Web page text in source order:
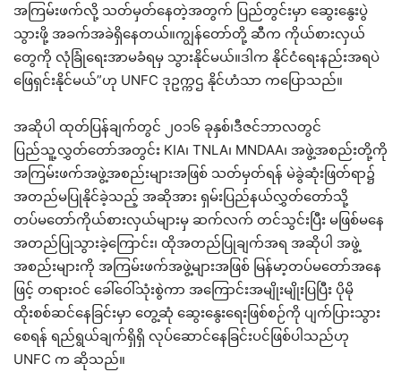
အကြမ်းဖက်လို့ သတ်မှတ်နေတဲ့အတွက် ပြည်တွင်းမှာ ဆွေးနွေးပွဲ
သွားဖို့ အခက်အခဲရှိနေတယ်။ကျွန်တော်တို့ ဆီက ကိုယ်စားလှယ်
တွေကို လုံခြုံရေးအာမခံရမှ သွားနိုင်မယ်။ဒါက နိုင်ငံရေးနည်းအရပဲ
ဖြေရှင်းနိုင်မယ်”ဟု UNFC ဒုဥက္ကဌ နိုင်ဟံသာ ကပြောသည်။
အဆိုပါ ထုတ်ပြန်ချက်တွင် ၂၀၁၆ ခုနှစ်၊ဒီဇင်ဘာလတွင်
ပြည်သူ့လွှတ်တော်အတွင်း KIA၊ TNLA၊ MNDAA၊ အဖွဲ့အစည်းတို့ကို
အကြမ်းဖက်အဖွဲ့အစည်းများအဖြစ် သတ်မှတ်ရန် မဲခွဲဆုံးဖြတ်ရာ၌
အတည်မပြုနိုင်ခဲ့သည့် အဆိုအား ရှမ်းပြည်နယ်လွှတ်တော်သို့
တပ်မတော်ကိုယ်စားလှယ်များမှ ဆက်လက် တင်သွင်းပြီး မဖြစ်မနေ
အတည်ပြုသွားခဲ့ကြောင်း၊ ထိုအတည်ပြုချက်အရ အဆိုပါ အဖွဲ့
အစည်းများကို အကြမ်းဖက်အဖွဲ့များအဖြစ် မြန်မာ့တပ်မတော်အနေ
ဖြင့် တရားဝင် ခေါ်ဝေါ်သုံးစွဲကာ အကြောင်းအမျိုးမျိုးပြပြီး ပိုမို
ထိုးစစ်ဆင်နေခြင်းမှာ တွေ့ဆုံ ဆွေးနွေးရေးဖြစ်စဉ်ကို ပျက်ပြားသွား
စေရန် ရည်ရွယ်ချက်ရှိရှိ လုပ်ဆောင်နေခြင်းပင်ဖြစ်ပါသည်ဟု
UNFC က ဆိုသည်။